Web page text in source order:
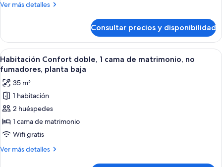
de
matrimonio,
no
fumadores
Ver más detalles
Más
estándar
doble,
1
cama
matrimonio,
no
fumadores
Consultar precios y disponibilidad
Abrir
todas
las
fotos
de
Habitación
Confort
doble,
1
Un dormitorio moderno con una
18
Habitación Confort doble, 1 cama de matrimonio, no
fumadores, planta baja
35 m²
1 habitación
2 huéspedes
1 cama de matrimonio
Wifi gratis
Ver más detalles
Más